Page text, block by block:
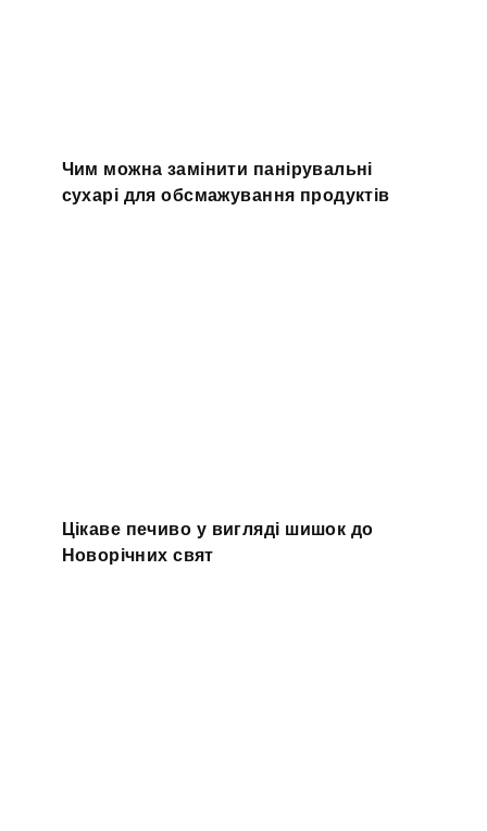
Чим можна замінити панірувальні
сухарі для обсмажування продуктів
Цікаве печиво у вигляді шишок до
Новорічних свят